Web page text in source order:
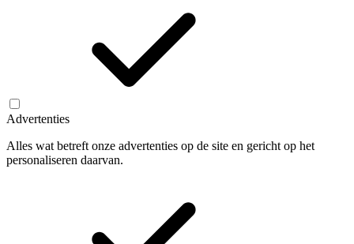
Advertenties
Alles wat betreft onze advertenties op de site en gericht op het
personaliseren daarvan.